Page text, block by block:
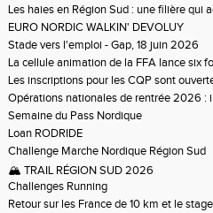
Les haies en Région Sud : une filière qui
EURO NORDIC WALKIN' DEVOLUY
Stade vers l'emploi - Gap, 18 juin 2026
La cellule animation de la FFA lance six
Niveau 1 et 3 pour ACR Niveau 2)
Les inscriptions pour les CQP sont
Qualification Professionnelle)
Opérations nationales de rentrée 2026 :
Semaine du Pass Nordique
Loan RODRIDE
Challenge Marche Nordique Région Sud
🏔️ TRAIL RÉGION SUD 2026
Challenges Running
Retour sur les France de 10 km et le